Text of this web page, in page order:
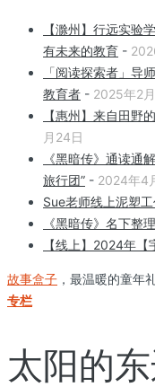
【滁州】行远实验
有未来的教育 -
「阅读探索者」
教育者 - 2025年2
【惠州】来自田野
月24日
《黑暗传》通读通
旅行团” - 2024年4
Sue老师线上泥塑工
《黑暗传》名下整
【线上】2024年
故事盒子 ，最温暖的童年
专栏
太阳的